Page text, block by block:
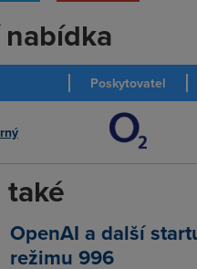
Poskytovatel
OpenAI a další
režimu 996